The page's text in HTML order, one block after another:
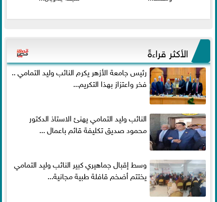
الأكثر قراءةً
رئيس جامعة الأزهر يكرم النائب وليد التمامي ..
فخر واعتزاز بهذا التكريم...
النائب وليد التمامي يهنئ الاستاذ الدكتور
محمود صديق تكليفة قائم باعمال ...
وسط إقبال جماهيري كبير النائب وليد التمامي
يختتم أضخم قافلة طبية مجانية...